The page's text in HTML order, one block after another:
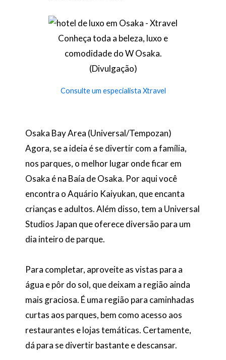
Conheça toda a beleza, luxo e
comodidade do W Osaka.
(Divulgação)
Consulte um especialista Xtravel
Osaka Bay Area (Universal/Tempozan)
Agora, se a ideia é se divertir com a família,
nos parques, o melhor lugar onde ficar em
Osaka é na Baía de Osaka. Por aqui você
encontra o Aquário Kaiyukan, que encanta
crianças e adultos. Além disso, tem a Universal
Studios Japan que oferece diversão para um
dia inteiro de parque.
Para completar, aproveite as vistas para a
água e pôr do sol, que deixam a região ainda
mais graciosa. É uma região para caminhadas
curtas aos parques, bem como acesso aos
restaurantes e lojas temáticas. Certamente,
dá para se divertir bastante e descansar.